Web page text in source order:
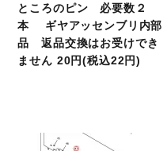
ところのピン 必要数２
本 ギヤアッセンブリ内部
品 返品交換はお受けでき
ません 20円(税込22円)